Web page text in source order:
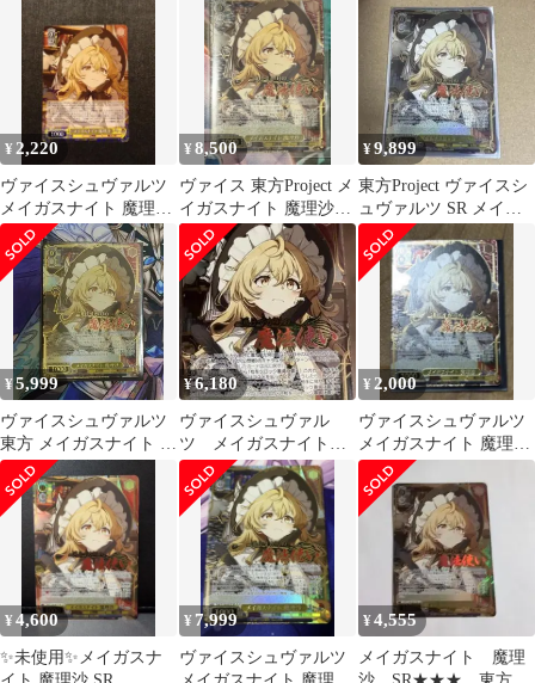
¥ 2,220
ヴァイスシュヴァルツ
メイガスナイト 魔理沙
RR
¥8,500
ヴァイス 東方Project メ
イガスナイト 魔理沙
SR 星3
¥9,899
東方Project ヴァイスシ
ュヴァルツ SR メイガ
スナイト 魔理沙
¥5,999
ヴァイスシュヴァルツ
東方 メイガスナイト 魔
理沙 SR 星3
¥6,180
ヴァイスシュヴァル
ツ メイガスナイト
魔理沙 SR星3 東方
project
¥2,000
ヴァイスシュヴァルツ
メイガスナイト 魔理沙
SR おまけ付き
¥4,600
✨未使用✨メイガスナ
¥ 7,999
ヴァイスシュヴァルツ
¥4,555
メイガスナイト 魔理